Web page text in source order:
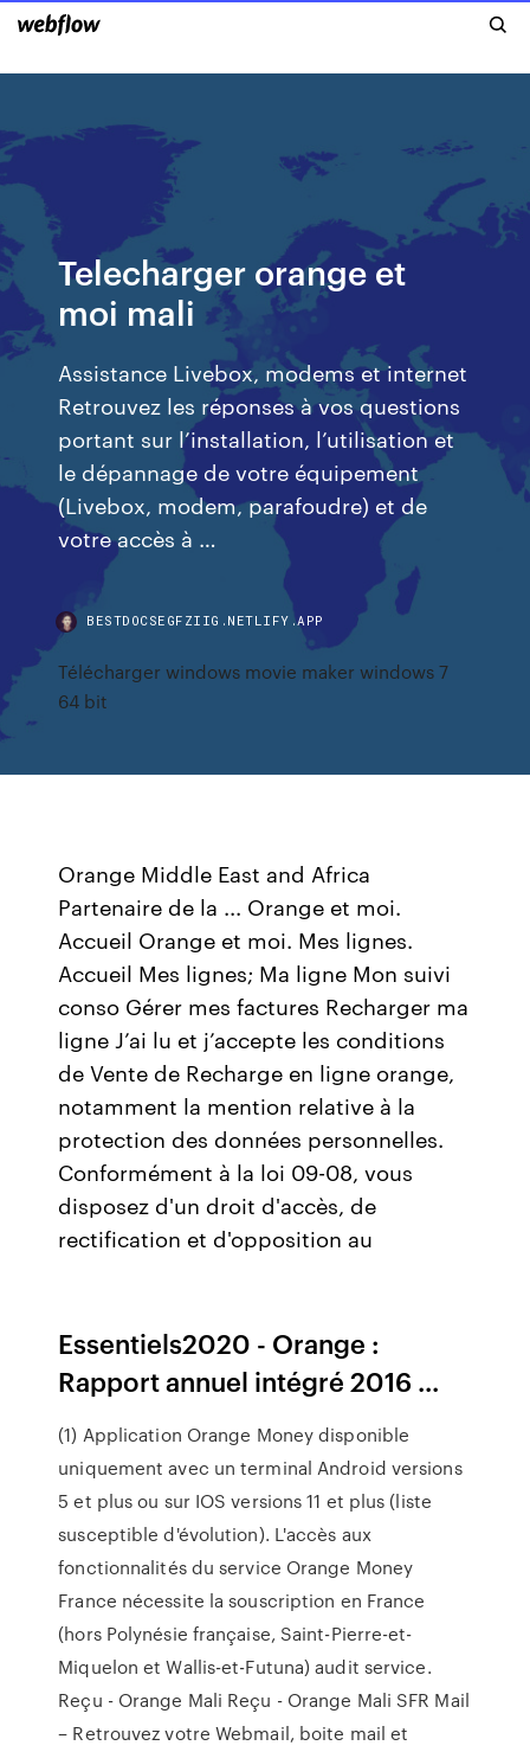
Telecharger orange et
moi mali
Assistance Livebox, modems et internet
Retrouvez les réponses à vos questions
portant sur l’installation, l’utilisation et
le dépannage de votre équipement
(Livebox, modem, parafoudre) et de
votre accès à …
BESTDOCSEGFZIIG.NETLIFY.APP
Télécharger windows movie maker windows 7
64 bit
Orange Middle East and Africa
Partenaire de la ... Orange et moi.
Accueil Orange et moi. Mes lignes.
Accueil Mes lignes; Ma ligne Mon suivi
conso Gérer mes factures Recharger ma
ligne J’ai lu et j’accepte les conditions
de Vente de Recharge en ligne orange,
notamment la mention relative à la
protection des données personnelles.
Conformément à la loi 09-08, vous
disposez d'un droit d'accès, de
rectification et d'opposition au
Essentiels2020 - Orange :
Rapport annuel intégré 2016 ...
(1) Application Orange Money disponible
uniquement avec un terminal Android versions
5 et plus ou sur IOS versions 11 et plus (liste
susceptible d'évolution). L'accès aux
fonctionnalités du service Orange Money
France nécessite la souscription en France
(hors Polynésie française, Saint-Pierre-et-
Miquelon et Wallis-et-Futuna) audit service.
Reçu - Orange Mali Reçu - Orange Mali SFR Mail
– Retrouvez votre Webmail, boite mail et